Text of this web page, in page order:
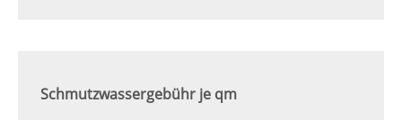
Schmutzwassergebühr je qm